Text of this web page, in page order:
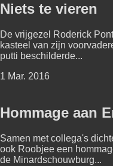
Niets te vieren
De vrijgezel Roderick
kasteel van zijn
putti beschilderde...
1 Mar. 2016
Hommage aan
Samen met collega's
ook Roobjee een
de Minardschouwburg...